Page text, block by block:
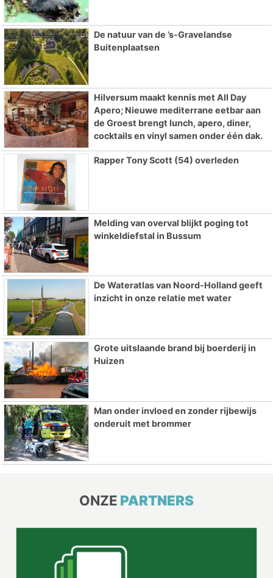
De natuur van de ’s-Gravelandse
Buitenplaatsen
Hilversum maakt kennis met All Day
Apero; Nieuwe mediterrane eetbar aan
de Groest brengt lunch, apero, diner,
cocktails en vinyl samen onder één dak.
Rapper Tony Scott (54) overleden
Melding van overval blijkt poging tot
winkeldiefstal in Bussum
De Wateratlas van Noord-Holland geeft
inzicht in onze relatie met water
Grote uitslaande brand bij boerderij in
Huizen
Man onder invloed en zonder rijbewijs
onderuit met brommer
ONZE PARTNERS